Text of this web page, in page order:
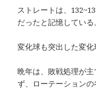
ストレートは、
だったと記憶している
変化球も突出した変化
晩年は、敗戦処理が
ず、ローテーション